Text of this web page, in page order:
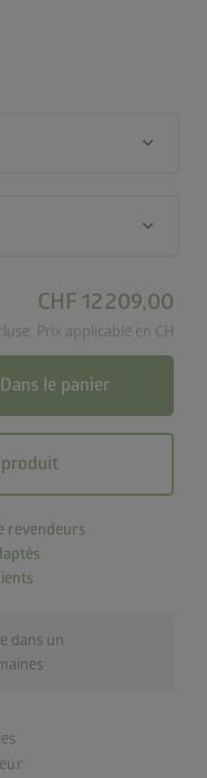
keyboard_arrow_down
keyboard_arrow_down
CHF 12 209,00
Prix applicable en CH
Dans le panier
revendeurs
dans un